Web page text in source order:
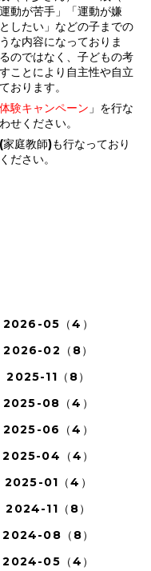
動が苦手」「運動が嫌
したい」などの子までの
な内容になっておりま
のではなく、子どもの考
ことにより自主性や自立
おります。
験キャンペーン 」を行な
せください。
庭教師)も行なっており
ださい。
2026-05（4）
2026-02（8）
2025-11（8）
2025-08（4）
2025-06（4）
2025-04（4）
2025-01（4）
2024-11（8）
2024-08（8）
2024-05（4）